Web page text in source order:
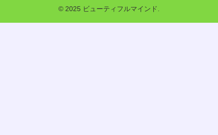
© 2025 ビューティフルマインド.